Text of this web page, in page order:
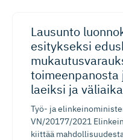
Lausunto
esitykseksi
laeiksi ja
Työ- ja
VN/20177/2021
kiittää